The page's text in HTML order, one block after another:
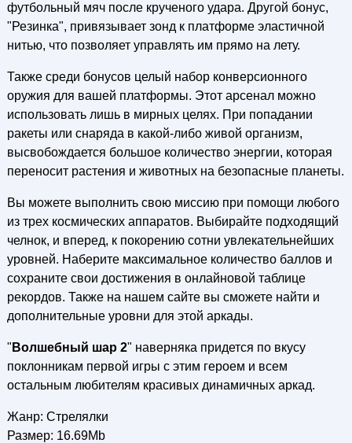
футбольный мяч после крученого удара. Другой бонус,
"Резинка", привязывает зонд к платформе эластичной
нитью, что позволяет управлять им прямо на лету.
Также среди бонусов целый набор конверсионного
оружия для вашей платформы. Этот арсенал можно
использовать лишь в мирных целях. При попадании
ракеты или снаряда в какой-либо живой организм,
высвобождается большое количество энергии, которая
переносит растения и животных на безопасные планеты.
Вы можете выполнить свою миссию при помощи любого
из трех космических аппаратов. Выбирайте подходящий
челнок, и вперед, к покорению сотни увлекательнейших
уровней. Наберите максимальное количество баллов и
сохраните свои достижения в онлайновой таблице
рекордов. Также на нашем сайте вы сможете найти и
дополнительные уровни для этой аркады.
" Волшебный шар 2" наверняка придется по вкусу
поклонникам первой игры с этим героем и всем
остальным любителям красивых динамичных аркад.
Жанр: Стрелялки
Размер: 16.69Mb